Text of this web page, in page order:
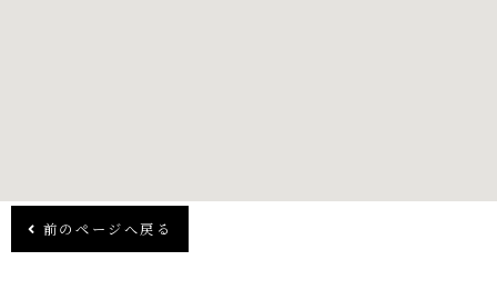
前のページへ戻る